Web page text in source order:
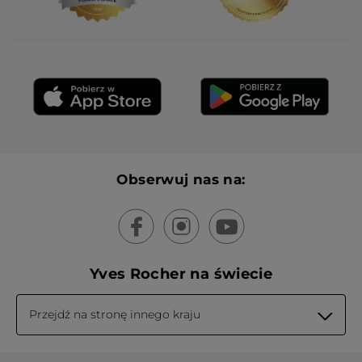
Obserwuj nas na:
Yves Rocher na świecie
Przejdź na stronę innego kraju